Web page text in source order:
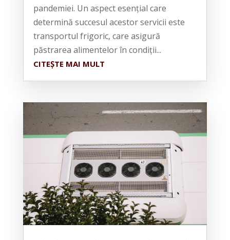
pandemiei. Un aspect esențial care
determină succesul acestor servicii este
transportul frigoric, care asigură
păstrarea alimentelor în condiții...
CITEȘTE MAI MULT